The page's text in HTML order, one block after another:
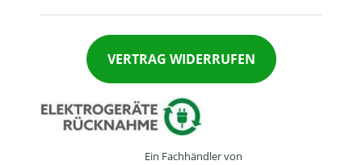
VERTRAG WIDERRUFEN
Ein Fachhändler von